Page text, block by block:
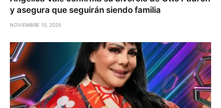
y asegura que seguirán siendo familia
NOVIEMBRE 10, 2025